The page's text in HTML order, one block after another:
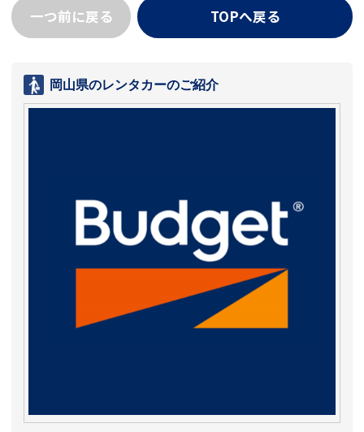
一つ前に戻る TOPへ戻る
岡山県のレンタカーのご紹介